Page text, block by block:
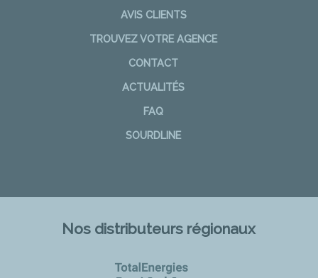
AVIS CLIENTS
TROUVEZ VOTRE AGENCE
CONTACT
ACTUALITÉS
FAQ
SOURDLINE
Nos distributeurs régionaux